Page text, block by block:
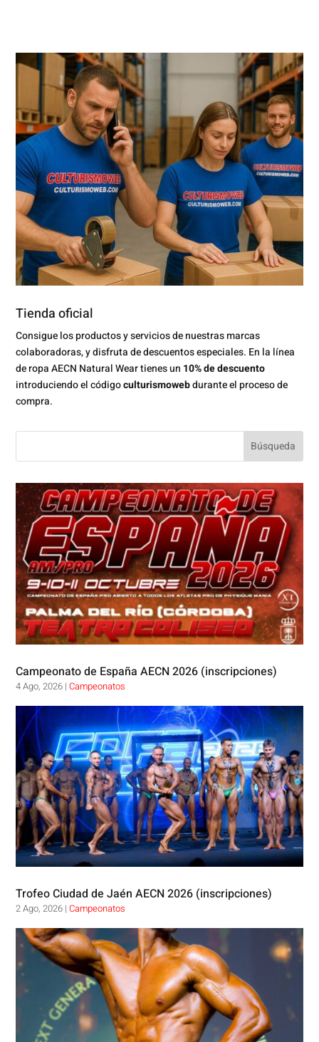
Tienda oficial
Consigue los productos y servicios de nuestras marcas
colaboradoras, y disfruta de descuentos especiales. En la línea
de ropa AECN Natural Wear tienes un 10% de descuento
introduciendo el códigoculturismowebdurante el proceso de
compra.
Campeonato de España AECN 2026 (inscripciones)
4 Ago, 2026 |Campeonatos
Trofeo Ciudad de Jaén AECN 2026 (inscripciones)
2 Ago, 2026 |Campeonatos